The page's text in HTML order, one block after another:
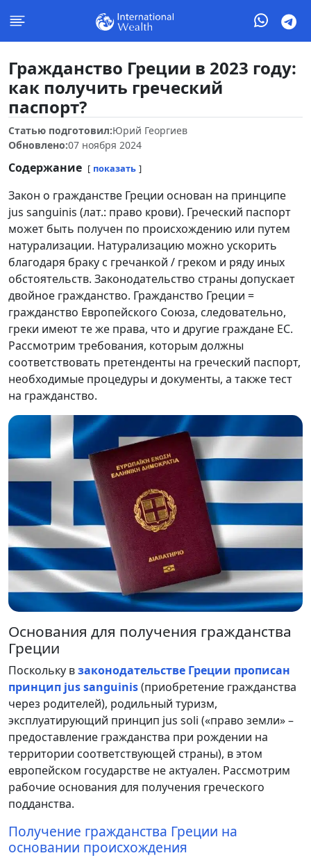
Гражданство Греции в 2023 году:
как получить греческий
паспорт?
Статью подготовил:Юрий Георгиев
Обновлено:07 ноября 2024
Содержание показать
Закон о гражданстве Греции основан на принципе
jus sanguinis (лат.: право крови). Греческий паспорт
может быть получен по происхождению или путем
натурализации. Натурализацию можно ускорить
благодаря браку с гречанкой / греком и ряду иных
обстоятельств. Законодательство страны допускает
двойное гражданство. Гражданство Греции =
гражданство Европейского Союза, следовательно,
греки имеют те же права, что и другие граждане ЕС.
Рассмотрим требования, которым должны
соответствовать претенденты на греческий паспорт,
необходимые процедуры и документы, а также тест
на гражданство.
Основания для получения гражданства
Греции
Поскольку взаконодательстве Греции прописан
принцип jus sanguinis(приобретение гражданства
через родителей), родильный туризм,
эксплуатирующий принцип jus soli («право земли» –
предоставление гражданства при рождении на
территории соответствующей страны), в этом
европейском государстве не актуален. Рассмотрим
рабочие основания для получения греческого
подданства.
Получение гражданства Греции на
основании происхождения